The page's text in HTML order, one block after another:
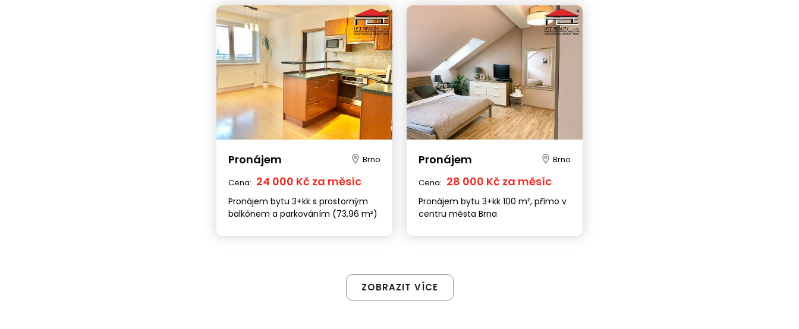
Pronájem Brno
Cena: 24 000 Kč za měsíc
Pronájem bytu 3+kk s prostorným
balkónem a parkováním (73,96 m²)
Pronájem Brno
Cena: 28 000 Kč za měsíc
Pronájem bytu 3+kk 100 m², přímo v
centru města Brna
ZOBRAZIT VÍCE